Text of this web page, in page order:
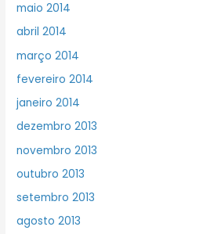
maio 2014
abril 2014
março 2014
fevereiro 2014
janeiro 2014
dezembro 2013
novembro 2013
outubro 2013
setembro 2013
agosto 2013